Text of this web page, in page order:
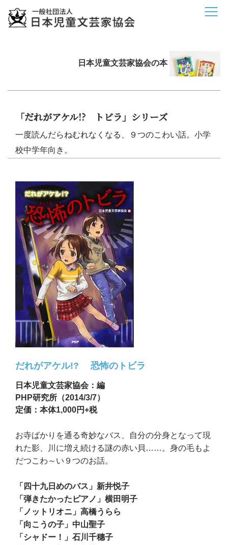
日本児童文芸家協会の本
「だれがアケル!? トビラ」シリーズ
一度読んだらねむれなくなる、９つのこわい話。 小学
校中学年向き。
だれがアケル!? 恐怖のトビラ
日本児童文芸家協会：編
PHP研究所（2014/3/7）
定価：本体1,000円+税
お寺ばかりを通る奇妙なバス、自分の分身となって現
れた影、川に増え続ける謎の赤い貝……。身の毛もよ
だつこわ～い９つのお話。
「四十九日めのバス」新井悦子
「弾きたかったピアノ」横田明子
「ノットリオニ」高橋うらら
「向こうの子」中山聖子
「シャドー！」石川千穗子